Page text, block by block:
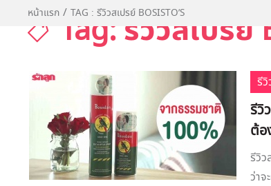
หน้าแรก TAG : รีวิวสเปรย์ BOSISTO’S
Tag: รีวิวสเปรย์
รี
รีวิ
ต้อ
รีวิ
ว่า